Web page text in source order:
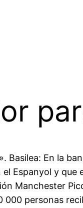
Basilea: En la
Espanyol y que
Manchester
000 personas